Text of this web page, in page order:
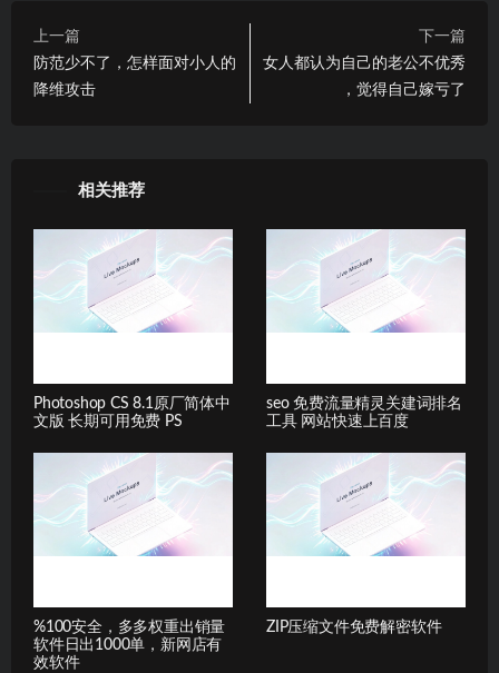
上一篇
防范少不了，怎样面对小人的
降维攻击
下一篇
女人都认为自己的老公不优秀
，觉得自己嫁亏了
相关推荐
Photoshop CS 8.1原厂简体中
文版 长期可用免费 PS
seo 免费流量精灵关建词排名
工具 网站快速上百度
%100安全，多多权重出销量
软件日出1000单，新网店有
效软件
ZIP压缩文件免费解密软件